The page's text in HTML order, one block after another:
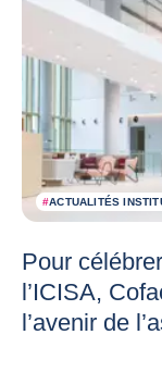
#ACTUALITÉS
Pour
l’ICISA,
l’avenir de